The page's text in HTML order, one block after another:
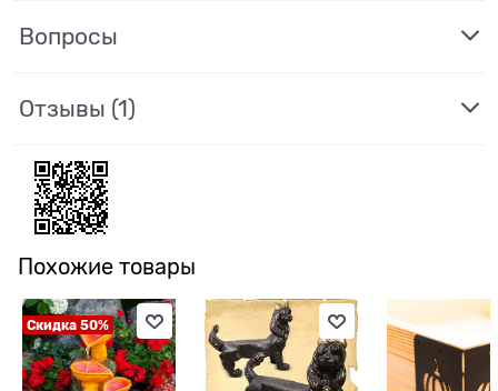
Вопросы
Отзывы (1)
Похожие товары
Скидка 50%